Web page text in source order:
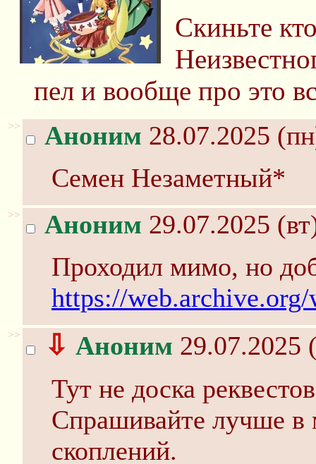
Скиньте
пел и вообще про это
>> Аноним 28.07.2025
Семен Незаметный*
>> Аноним 29.07.2025
Проходил мимо, но
https://
>> ⇩ Аноним 29.07.2025
Тут не доска
Спрашивайте лучше в
скоплений.